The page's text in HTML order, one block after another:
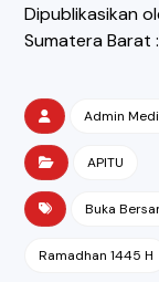
Dipublikasikan
Sumatera Barat
Admin
APITU
Buka
Ramadhan 1445 H